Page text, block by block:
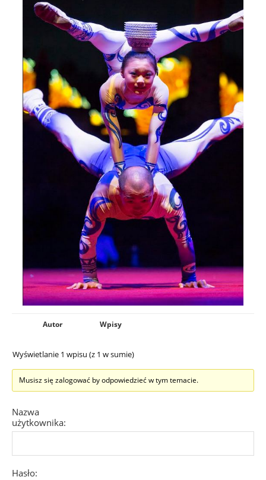
Autor Wpisy
Wyświetlanie 1 wpisu (z 1 w sumie)
Musisz się zalogować by odpowiedzieć w tym temacie.
Nazwa
użytkownika:
Hasło: